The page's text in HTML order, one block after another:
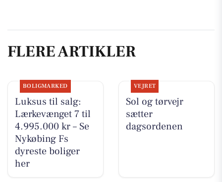
FLERE ARTIKLER
BOLIGMARKED
Luksus til salg:
Lærkevænget 7 til
4.995.000 kr – Se
Nykøbing Fs
dyreste boliger
her
VEJRET
Sol og tørvejr
sætter
dagsordenen